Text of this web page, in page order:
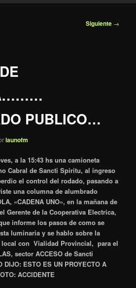
Siguiente →
PUBLICO…
launofm
a la 15:43 hs una camioneta
Cabral de Sancti Spiritu, al ingreso
el control del rodado, pasando a
una columna de alumbrado
«CADENA UNO», en la mañana de
Gerente de la Cooperativa Electrica,
informe los pasos de como se
luminaria y se hablo sobre la
con Vialidad Provincial, para el
sector ACCESO de Sancti
DIJO: ESTO ES UN PROYECTO A
ACCIDENTE